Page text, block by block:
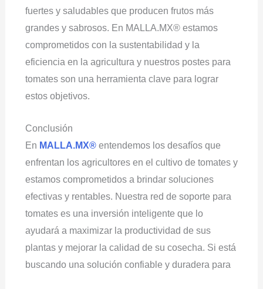
fuertes y saludables que producen frutos más
grandes y sabrosos. En MALLA.MX® estamos
comprometidos con la sustentabilidad y la
eficiencia en la agricultura y nuestros postes para
tomates son una herramienta clave para lograr
estos objetivos.
Conclusión
En MALLA.MX®entendemos los desafíos que
enfrentan los agricultores en el cultivo de tomates y
estamos comprometidos a brindar soluciones
efectivas y rentables. Nuestra red de soporte para
tomates es una inversión inteligente que lo
ayudará a maximizar la productividad de sus
plantas y mejorar la calidad de su cosecha. Si está
buscando una solución confiable y duradera para